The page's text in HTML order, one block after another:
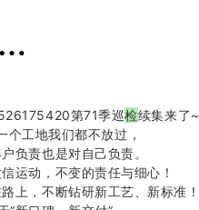
第71季巡检续集来了~
个工地我们都不放过，
负责也是对自己负责。
运动，不变的责任与细心！
上，不断钻研新工艺、新标准！